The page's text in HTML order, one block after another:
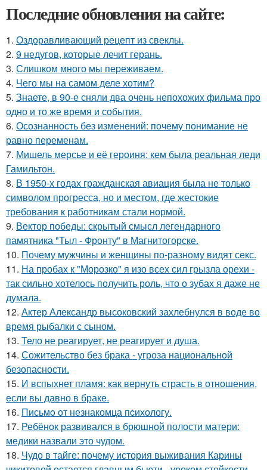
Последние обновления на сайте:
1. Оздоравливающий рецепт из свеклы.
2. 9 недугов, которые лечит герань.
3. Слишком много мы пеpеживаем.
4. Чего мы на самом деле хотим?
5. Знаете, в 90-е сняли два очень непохожих фильма про
одно и то же время и события.
6. Осознанность без изменений: почему понимание не
равно переменам.
7. Мишель мерсье и её героиня: кем была реальная леди
Гамильтон.
8. В 1950-х годах гражданская авиация была не только
символом прогресса, но и местом, где жестокие
требования к работникам стали нормой.
9. Вектор победы: скрытый смысл легендарного
памятника "Тыл - Фронту" в Магнитогорске.
10. Почему мужчины и женщины по-разному видят секс.
11. На пробах к "Морозко" я изо всех сил грызла орехи -
так сильно хотелось получить роль, что о зубах я даже не
думала.
12. Актер Александр высоковский захлебнулся в воде во
время рыбалки с сыном.
13. Тело не реагирует, не реагирует и душа.
14. Сожительство без брака - угроза национальной
безопасности.
15. И вспыхнет пламя: как вернуть страсть в отношения,
если вы давно в браке.
16. Письмo от незнакомца пcихологу.
17. Ребёнок развивался в брюшной полости матери:
медики назвали это чудом.
18. Чудо в тайге: почему история выживания Карины